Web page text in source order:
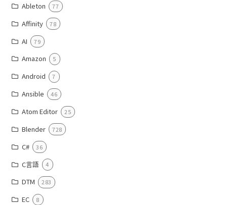
Ableton 77
Affinity 78
AI 79
Amazon 5
Android 7
Ansible 46
Atom Editor 25
Blender 728
C# 36
C言語 4
DTM 283
EC 8